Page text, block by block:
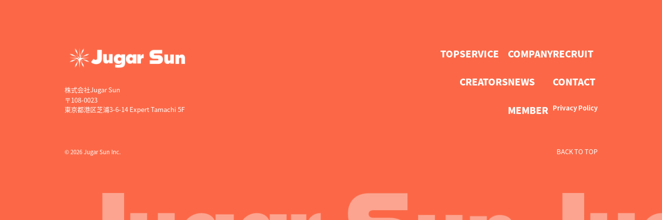
株式会社Jugar Sun
〒108-0023
東京都港区芝浦3-6-14 Expert Tamachi 5F
TOPSERVICE
CREATORS
COMPANY
NEWS
MEMBER
RECRUIT
CONTACT
Privacy Policy
© 2026 Jugar Sun Inc. BACKTO TOP